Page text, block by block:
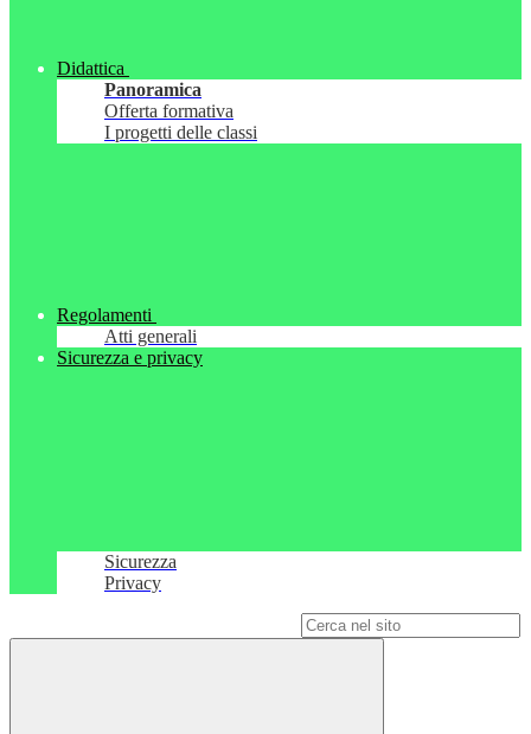
Didattica
Panoramica
Offerta formativa
I progetti delle classi
Regolamenti
Atti generali
Sicurezza e privacy
Sicurezza
Privacy